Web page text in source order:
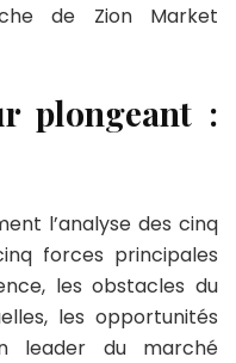
de Zion Market
plongeant :
l’analyse des cinq
forces principales
les obstacles du
les opportunités
leader du marché